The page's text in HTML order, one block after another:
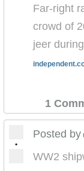
Far-right
crowd of
jeer
1
•
Posted by
WW2